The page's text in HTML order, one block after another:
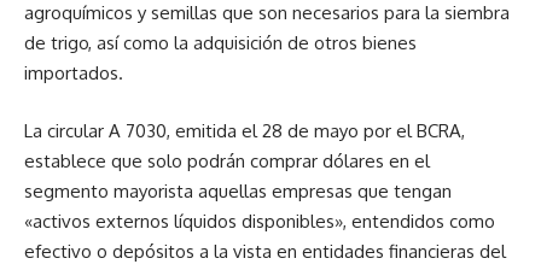
agroquímicos y semillas que son necesarios para la siembra
de trigo, así como la adquisición de otros bienes
importados.
La circular A 7030, emitida el 28 de mayo por el BCRA,
establece que solo podrán comprar dólares en el
segmento mayorista aquellas empresas que tengan
«activos externos líquidos disponibles», entendidos como
efectivo o depósitos a la vista en entidades financieras del